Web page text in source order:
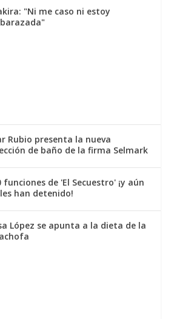
"Ni me caso ni estoy
Rubio presenta la nueva
de baño de la firma Selmark
funciones de 'El Secuestro' ¡y aún
han detenido!
López se apunta a la dieta de la